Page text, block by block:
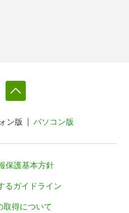
ン版 パソコン版
保護基本方針
るガイドライン
取得について